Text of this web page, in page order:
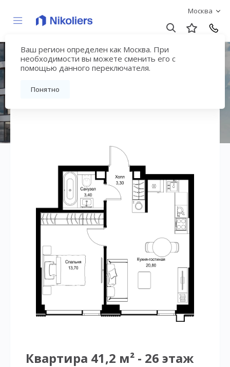
Москва
Ваш регион определен как Москва. При
необходимости вы можете сменить его с
помощью данного переключателя.
Понятно
ЖК «СИТИДЗЕН»
Вернуться на страницу жилого комплекса
Квартира 41,2 м² - 26 этаж